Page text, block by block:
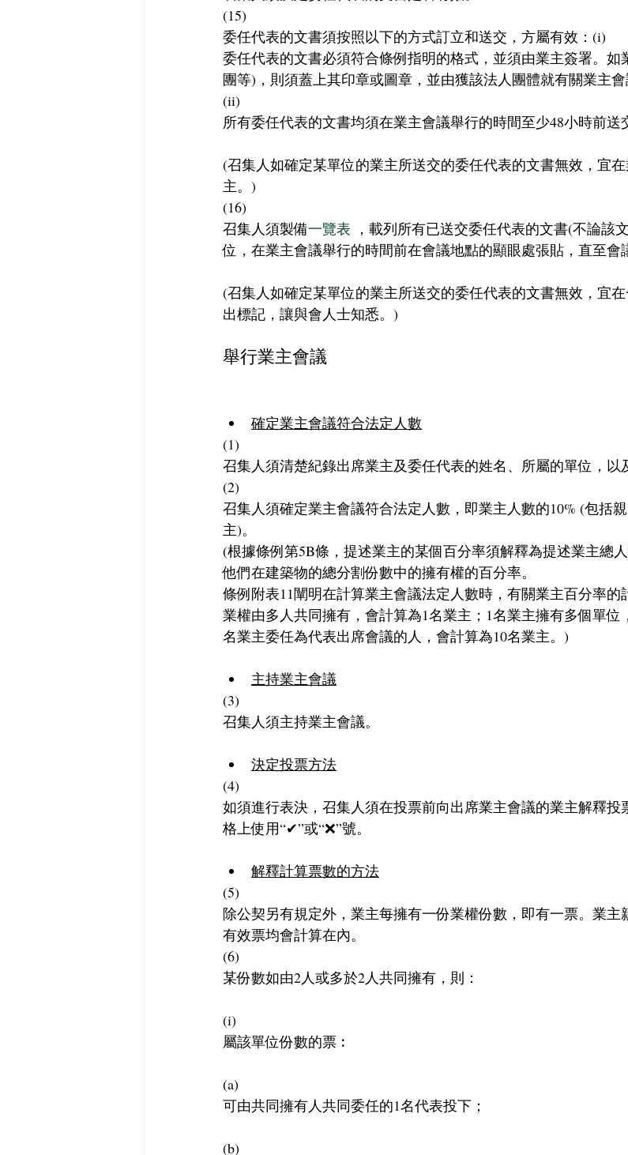
(15)
委任代表的文書須按照以下的方式訂立和送交，方屬有效：(i)
委任代表的文書必須符合條例指明的格式，並須由業主簽署。如
團等)，則須蓋上其印章或圖章，並由獲該法人團體就有關業主會
(ii)
所有委任代表的文書均須在業主會議舉行的時間至少48小時前送
(召集人如確定某單位的業主所送交的委任代表的文書無效，宜
主。)
(16)
召集人須製備一覽表 ，載列所有已送交委任代表的文書(不論該
位，在業主會議舉行的時間前在會議地點的顯眼處張貼，直至會
(召集人如確定某單位的業主所送交的委任代表的文書無效，宜
出標記，讓與會人士知悉。)
舉行業主會議
確定業主會議符合法定人數
(1)
召集人須清楚紀錄出席業主及委任代表的姓名、所屬的單位，以
(2)
召集人須確定業主會議符合法定人數，即業主人數的10% (包括
主)。
(根據條例第5B條，提述業主的某個百分率須解釋為提述業主總
他們在建築物的總分割份數中的擁有權的百分率。
條例附表11闡明在計算業主會議法定人數時，有關業主百分率的
業權由多人共同擁有，會計算為1名業主；1名業主擁有多個單位
名業主委任為代表出席會議的人，會計算為10名業主。)
主持業主會議
(3)
召集人須主持業主會議。
決定投票方法
(4)
如須進行表決，召集人須在投票前向出席業主會議的業主解釋投
格上使用“✔”或“❌”號。
解釋計算票數的方法
(5)
除公契另有規定外，業主每擁有一份業權份數，即有一票。業
有效票均會計算在內。
(6)
某份數如由2人或多於2人共同擁有，則：
(i)
屬該單位份數的票︰
(a)
可由共同擁有人共同委任的1名代表投下；
(b)